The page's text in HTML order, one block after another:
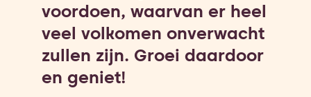
voordoen, waarvan er heel
veel volkomen onverwacht
zullen zijn. Groei daardoor
en geniet!